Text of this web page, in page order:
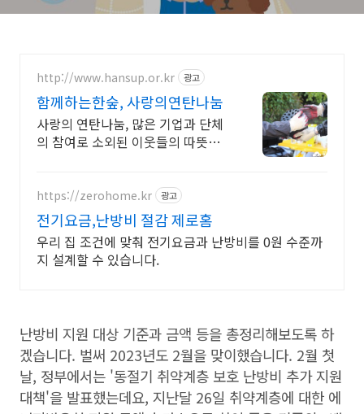
http://www.hansup.or.kr 광고
함께하는한숲, 사랑의연탄나눔
사랑의 연탄나눔, 많은 기업과 단체
의 참여로 소외된 이웃들의 따뜻한
https://zerohome.kr 광고
전기요금,난방비 절감 제로홈
우리 집 조건에 맞춰 전기요금과 난방비를 0원 수준까
지 설계할 수 있습니다.
난방비 지원 대상 기준과 금액 등을 총정리해보도록 하
겠습니다. 벌써 2023년도 2월을 맞이했습니다. 2월 첫
날, 정부에서는 '동절기 취약계층 보호 난방비 추가 지원
대책'을 발표했는데요, 지난달 26일 취약계층에 대한 에